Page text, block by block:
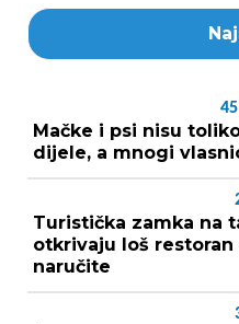
45
Mačke i psi nisu
dijele, a mnogi
Turistička zamka na
otkrivaju loš
naručite